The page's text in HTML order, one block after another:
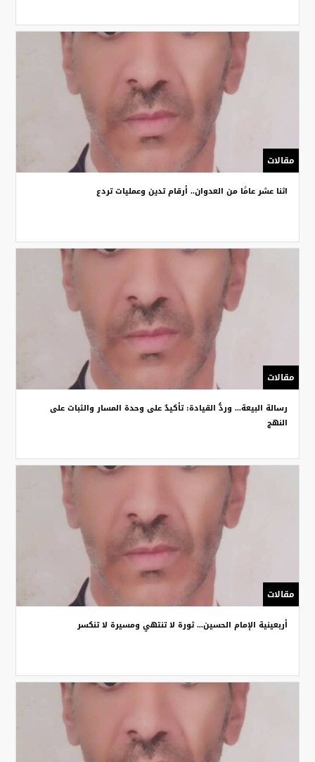
مقالات
اثنا عشر عامًا من العدوان.. أرقام تدين وعمليات تردع
مقالات
رسالة البيعة... وردُّ القيادة: تأكيدٌ على وحدة المسار والثبات على
النهج
مقالات
أربعينية الإمام الحسين... ثورة لا تنتهي ومسيرة لا تنكسر